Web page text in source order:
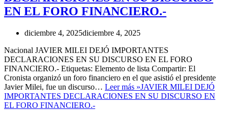
EN EL FORO FINANCIERO.-
diciembre 4, 2025diciembre 4, 2025
Nacional JAVIER MILEI DEJÓ IMPORTANTES
DECLARACIONES EN SU DISCURSO EN EL FORO
FINANCIERO.- Etiquetas: Elemento de lista Compartir: El
Cronista organizó un foro financiero en el que asistió el presidente
Javier Milei, fue un discurso… Leer más »JAVIER MILEI DEJÓ
IMPORTANTES DECLARACIONES EN SU DISCURSO EN
EL FORO FINANCIERO.-